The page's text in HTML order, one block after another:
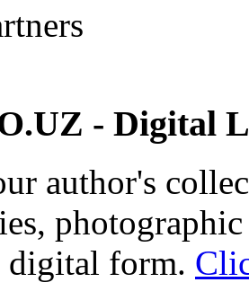
- Digital
author's
digital form.